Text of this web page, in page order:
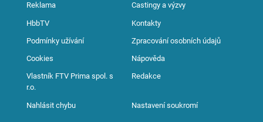
Reklama Castingy a výzvy
HbbTV Kontakty
Podmínky užívání Zpracování osobních údajů
Cookies Nápověda
Vlastník FTV Prima spol. s
r.o.
Redakce
Nahlásit chybu Nastavení soukromí